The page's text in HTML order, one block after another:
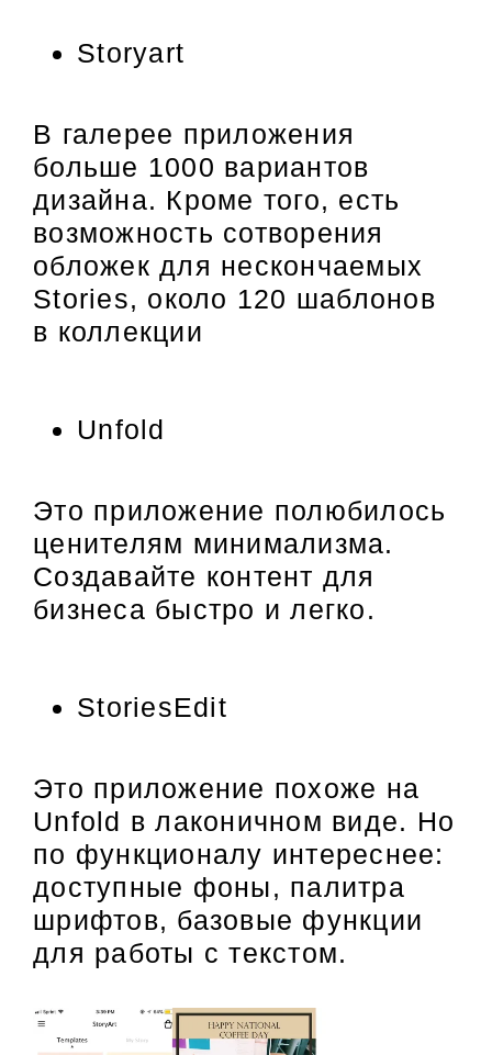
Storyart
В галерее приложения
больше 1000 вариантов
дизайна. Кроме того, есть
возможность сотворения
обложек для нескончаемых
Stories, около 120 шаблонов
в коллекции
Unfold
Это приложение полюбилось
ценителям минимализма.
Создавайте контент для
бизнеса быстро и легко.
StoriesEdit
Это приложение похоже на
Unfold в лаконичном виде. Но
по функционалу интереснее:
доступные фоны, палитра
шрифтов, базовые функции
для работы с текстом.